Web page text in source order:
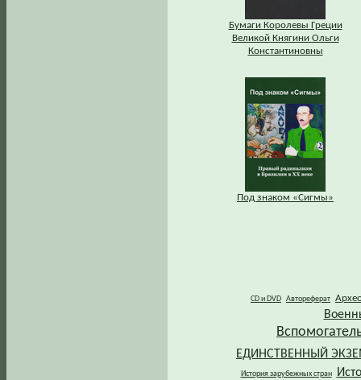
Бумаги Королевы Греции
Великой Княгини Ольги
Константиновны
Под знаком «Сигмы»
CD и DVD Автореферат
ЕДИНСТВЕННЫЙ
История зарубежных стран